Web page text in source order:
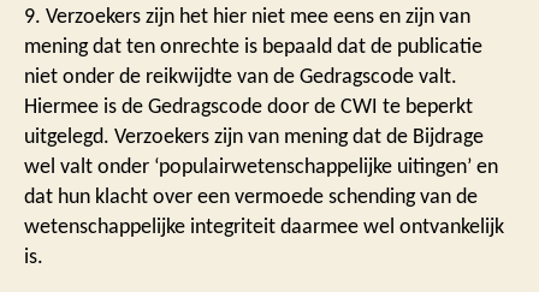
9. Verzoekers zijn het hier niet mee eens en zijn van
mening dat ten onrechte is bepaald dat de publicatie
niet onder de reikwijdte van de Gedragscode valt.
Hiermee is de Gedragscode door de CWI te beperkt
uitgelegd. Verzoekers zijn van mening dat de Bijdrage
wel valt onder ‘populairwetenschappelijke uitingen’ en
dat hun klacht over een vermoede schending van de
wetenschappelijke integriteit daarmee wel ontvankelijk
is.